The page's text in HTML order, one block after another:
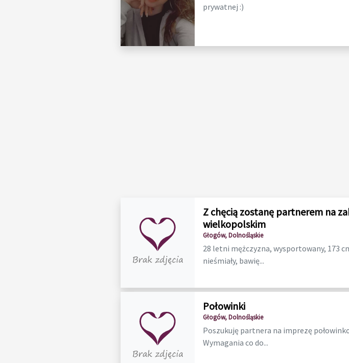
prywatnej :)
Z chęcią zostanę partnerem na
wielkopolskim
Głogów, Dolnośląskie
28 letni mężczyzna, wysportowany, 173
nieśmiały, bawię...
Połowinki
Głogów, Dolnośląskie
Poszukuję partnera na imprezę
Wymagania co do...